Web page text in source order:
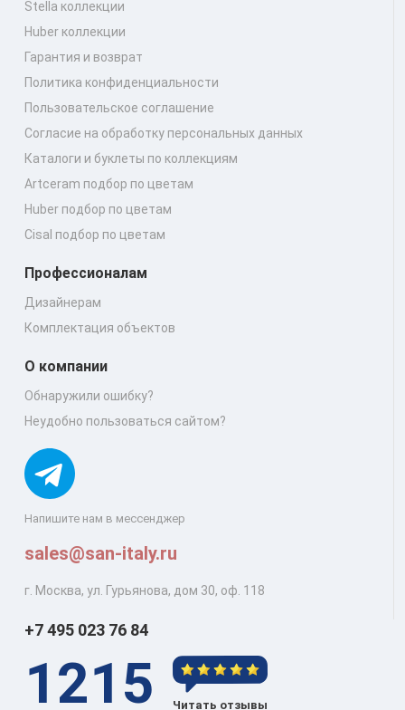
Напишите нам в мессенджер
sales@san-italy.ru
г. Москва, ул. Гурьянова, дом 30, оф. 118
Stella коллекции
Huber коллекции
Гарантия и возврат
Политика конфиденциальности
Пользовательское соглашение
Согласие на обработку персональных данных
Каталоги и буклеты по коллекциям
Artceram подбор по цветам
Huber подбор по цветам
Cisal подбор по цветам
Профессионалам
Дизайнерам
Комплектация объектов
О компании
Обнаружили ошибку?
Неудобно пользоваться сайтом?
+7 495 023 76 84
1215 Читать отзывы